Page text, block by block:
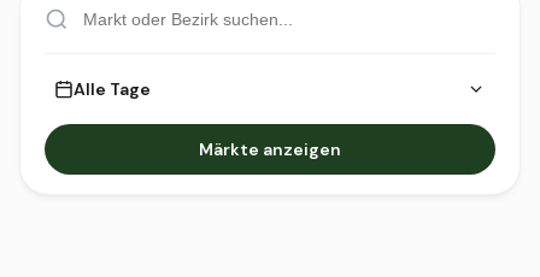
Alle Tage
Märkte anzeigen